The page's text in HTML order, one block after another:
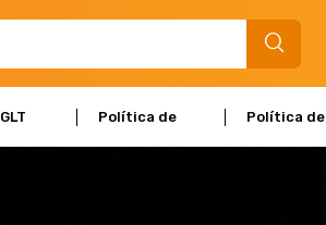
GLT Política de Política de